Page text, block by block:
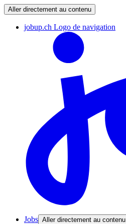
Aller directement au contenu
jobup.ch Logo de navigation
Jobs Aller directement au contenu